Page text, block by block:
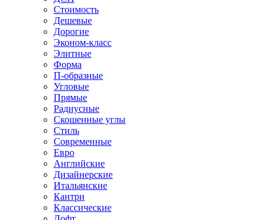
Стоимость
Дешевые
Дорогие
Эконом-класс
Элитные
Форма
П-образные
Угловые
Прямые
Радиусные
Скошенные углы
Стиль
Современные
Евро
Английские
Дизайнерские
Итальянские
Кантри
Классические